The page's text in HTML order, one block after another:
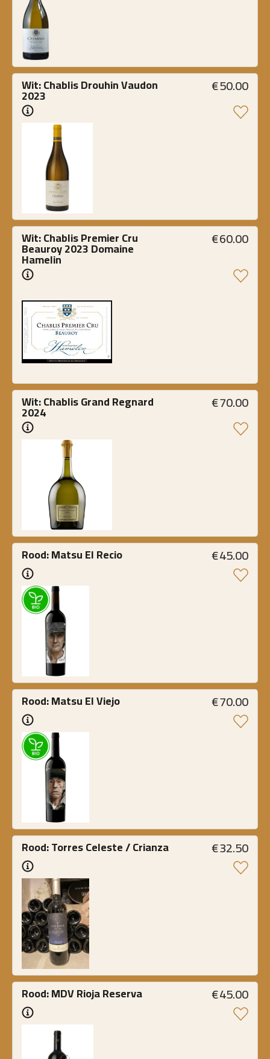
Wit: Chablis Drouhin Vaudon
2023 €50.00
Wit: Chablis Premier Cru
Beauroy 2023 Domaine
Hamelin
€60.00
Wit: Chablis Grand Regnard
2024 €70.00
Rood: Matsu El Recio €45.00
Rood: Matsu El Viejo €70.00
Rood: Torres Celeste / Crianza €32.50
Rood: MDV Rioja Reserva €45.00